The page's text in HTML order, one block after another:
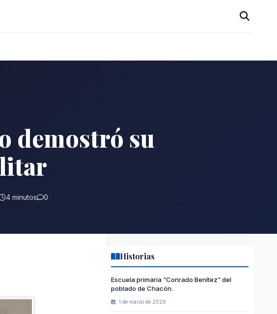
demostró su
4 minutos 0
Historias
Escuela primaria “Conrado Benítez” del
poblado de Chacón.
1 de marzo de 2026